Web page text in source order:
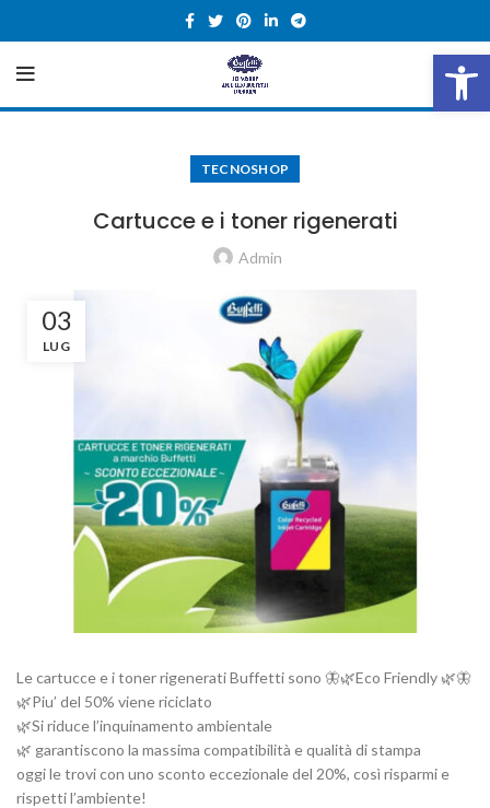
TECNOSHOP
Cartucce e i toner rigenerati
Admin
03
LUG
Le cartucce e i toner rigenerati Buffetti sono 🦋🌿Eco Friendly 🌿🦋
🌿Piu’ del 50% viene riciclato
🌿Si riduce l’inquinamento ambientale
🌿 garantiscono la massima compatibilità e qualità di stampa
oggi le trovi con uno sconto eccezionale del 20%, così risparmi e
rispetti l’ambiente!